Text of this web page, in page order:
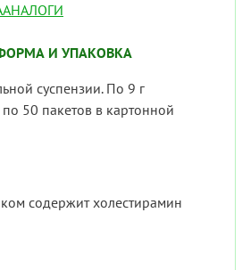
АНАЛОГИ
И УПАКОВКА
суспензии. По 9 г
50 пакетов в картонной
содержит холестирамин